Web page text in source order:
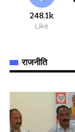
248.1k
Like
राजनीति